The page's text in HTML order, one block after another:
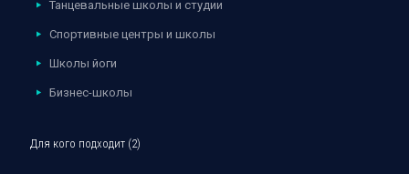
Танцевальные школы и студии
Спортивные центры и школы
Школы йоги
Бизнес-школы
Для кого подходит (2)